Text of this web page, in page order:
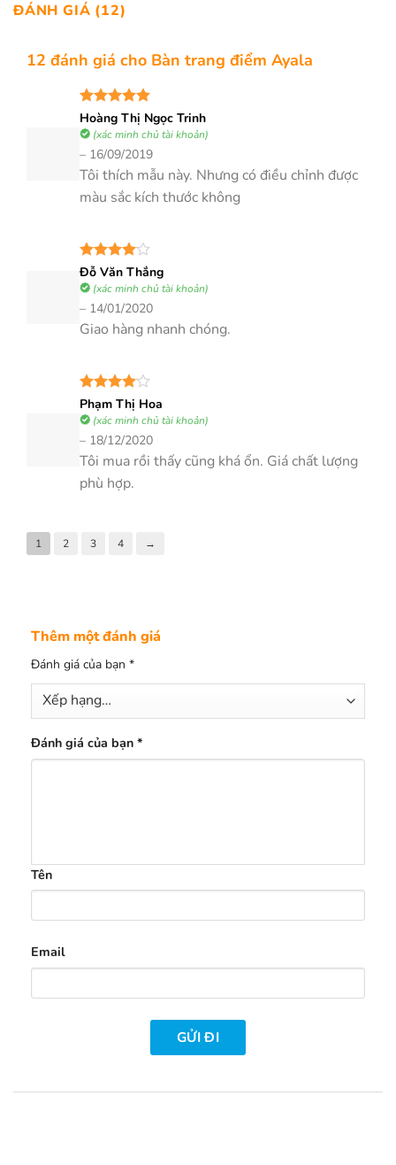
ĐÁNH GIÁ (12)
12 đánh giá cho Bàn trang điểm Ayala
Được xếp
hạng 55
sao
Hoàng Thị Ngọc Trinh
(xác minh chủ tài khoản)
– 16/09/2019
Tôi thích mẫu này. Nhưng có điều chỉnh được
màu sắc kích thước không
Được
xếp hạng
5 sao
Đỗ Văn Thắng
(xác minh chủ tài khoản)
– 14/01/2020
Giao hàng nhanh chóng.
Được
xếp hạng
5 sao
Phạm Thị Hoa
(xác minh chủ tài khoản)
– 18/12/2020
Tôi mua rồi thấy cũng khá ổn. Giá chất lượng
phù hợp.
1 2 3 4 →
Thêm một đánh giá
Đánh giá của bạn *
Đánh giá của bạn *
Tên
Email